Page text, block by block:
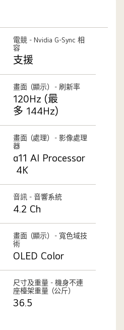
電競 - Nvidia G-Sync 相
容
支援
畫面（顯示） - 刷新率
120Hz (最
多 144Hz)
畫面（處理） - 影像處理
器
α11 AI Processor
4K
音訊 - 音響系統
4.2 Ch
畫面（顯示） - 寬色域技
術
OLED Color
尺寸及重量 - 機身不連
座檯架重量（公斤）
36.5